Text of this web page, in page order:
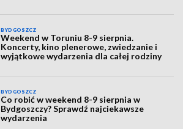
BYDGOSZCZ
Weekend w Toruniu 8-9 sierpnia.
Koncerty, kino plenerowe, zwiedzanie i
wyjątkowe wydarzenia dla całej rodziny
BYDGOSZCZ
Co robić w weekend 8-9 sierpnia w
Bydgoszczy? Sprawdź najciekawsze
wydarzenia